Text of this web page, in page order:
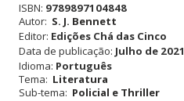
em
Windsor
ISBN: 9789897104848
Autor: S. J. Bennett
Editor: Edições Chá das Cinco
Data de publicação: Julho de 2021
Idioma: Português
Tema: Literatura
Sub-tema: Policial e Thriller